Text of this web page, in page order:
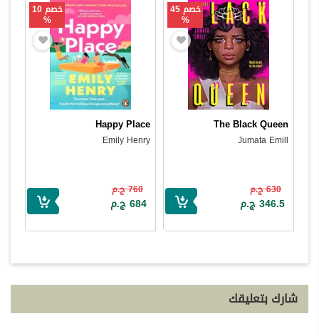
خصم 45
%
The Black Queen
Jumata Emill
630 ج.م
346.5 ج.م
خصم 10
%
Happy Place
Emily Henry
760 ج.م
684 ج.م
شارك بتعليقك